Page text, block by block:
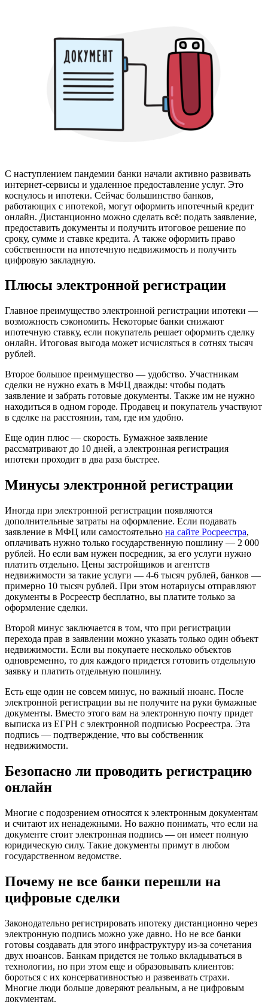
С наступлением пандемии банки начали активно развивать
интернет-сервисы и удаленное предоставление услуг. Это
коснулось и ипотеки. Сейчас большинство банков,
работающих с ипотекой, могут оформить ипотечный кредит
онлайн. Дистанционно можно сделать всё: подать заявление,
предоставить документы и получить итоговое решение по
сроку, сумме и ставке кредита. А также оформить право
собственности на ипотечную недвижимость и получить
цифровую закладную.
Плюсы электронной регистрации
Главное преимущество электронной регистрации ипотеки —
возможность сэкономить. Некоторые банки снижают
ипотечную ставку, если покупатель решает оформить сделку
онлайн. Итоговая выгода может исчисляться в сотнях тысяч
рублей.
Второе большое преимущество — удобство. Участникам
сделки не нужно ехать в МФЦ дважды: чтобы подать
заявление и забрать готовые документы. Также им не нужно
находиться в одном городе. Продавец и покупатель участвуют
в сделке на расстоянии, там, где им удобно.
Еще один плюс — скорость. Бумажное заявление
рассматривают до 10 дней, а электронная регистрация
ипотеки проходит в два раза быстрее.
Минусы электронной регистрации
Иногда при электронной регистрации появляются
дополнительные затраты на оформление. Если подавать
заявление в МФЦ или самостоятельно на сайте Росреестра,
оплачивать нужно только государственную пошлину — 2 000
рублей. Но если вам нужен посредник, за его услуги нужно
платить отдельно. Цены застройщиков и агентств
недвижимости за такие услуги — 4-6 тысяч рублей, банков —
примерно 10 тысяч рублей. При этом нотариусы отправляют
документы в Росреестр бесплатно, вы платите только за
оформление сделки.
Второй минус заключается в том, что при регистрации
перехода прав в заявлении можно указать только один объект
недвижимости. Если вы покупаете несколько объектов
одновременно, то для каждого придется готовить отдельную
заявку и платить отдельную пошлину.
Есть еще один не совсем минус, но важный нюанс. После
электронной регистрации вы не получите на руки бумажные
документы. Вместо этого вам на электронную почту придет
выписка из ЕГРН с электронной подписью Росреестра. Эта
подпись — подтверждение, что вы собственник
недвижимости.
Безопасно ли проводить регистрацию
онлайн
Многие с подозрением относятся к электронным документам
и считают их ненадежными. Но важно понимать, что если на
документе стоит электронная подпись — он имеет полную
юридическую силу. Такие документы примут в любом
государственном ведомстве.
Почему не все банки перешли на
цифровые сделки
Законодательно регистрировать ипотеку дистанционно через
электронную подпись можно уже давно. Но не все банки
готовы создавать для этого инфраструктуру из-за сочетания
двух нюансов. Банкам придется не только вкладываться в
технологии, но при этом еще и образовывать клиентов:
бороться с их консервативностью и развеивать страхи.
Многие люди больше доверяют реальным, а не цифровым
документам.